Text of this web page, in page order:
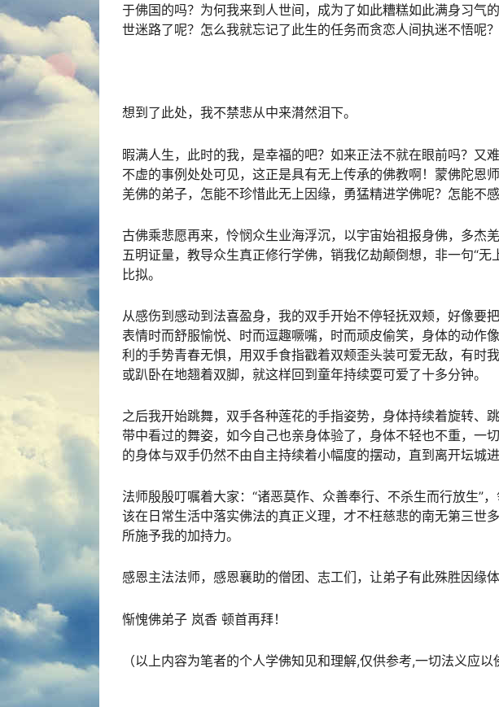
于佛国的吗？为何我来到人世间，成为了如此糟糕如此满身习气
世迷路了呢？怎么我就忘记了此生的任务而贪恋人间执迷不悟呢？
想到了此处，我不禁悲从中来潸然泪下。
暇满人生，此时的我，是幸福的吧？ 如来正法不就在眼前吗？又
不虚的事例处处可见，这正是具有无上传承的佛教啊！蒙佛陀恩
羌佛的弟子，怎能不珍惜此无上因缘，勇猛精进学佛呢？怎能不感
古佛乘悲愿再来，怜悯众生业海浮沉，以宇宙始祖报身佛，多杰
五明证量，教导众生真正修行学佛，销我亿劫颠倒想，非一句“无
比拟。
从感伤到感动到法喜盈身，我的双手开始不停轻抚双颊，好像要
表情时而舒服愉悦、时而逗趣噘嘴，时而顽皮偷笑，身体的动作
利的手势青春无惧，用双手食指戳着双颊歪头装可爱无敌，有时
或趴卧在地翘着双脚，就这样回到童年持续耍可爱了十多分钟。
之后我开始跳舞，双手各种莲花的手指姿势，身体持续着旋转
带中看过的舞姿，如今自己也亲身体验了，身体不轻也不重，一
的身体与双手仍然不由自主持续着小幅度的摆动，直到离开坛城
法师殷殷叮嘱着大家：“诸恶莫作、众善奉行、不杀生而行放生”
该在日常生活中落实佛法的真正义理，才不枉慈悲的南无第三世
所施予我的加持力。
感恩主法法师，感恩襄助的僧团、志工们，让弟子有此殊胜因缘体
惭愧佛弟子 岚香 顿首再拜！
（以上内容为笔者的个人学佛知见和理解,仅供参考,一切法义应以